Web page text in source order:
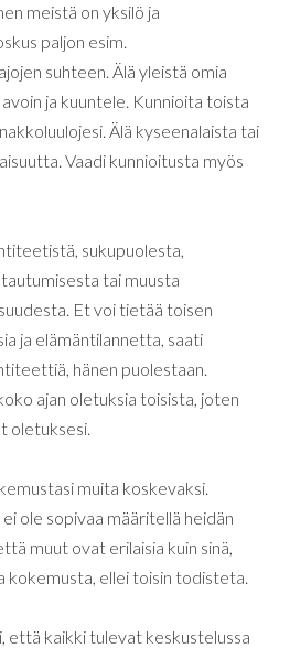
meistä on yksilö ja
paljon esim.
suhteen. Älä yleistä omia
ja kuuntele. Kunnioita toista
Älä kyseenalaista tai
Vaadi kunnioitusta myös
sukupuolesta,
tai muusta
Et voi tietää toisen
ja elämäntilannetta, saati
hänen puolestaan.
ajan oletuksia toisista, joten
oletuksesi.
muita koskevaksi.
ole sopivaa määritellä heidän
muut ovat erilaisia kuin sinä,
kokemusta, ellei toisin todisteta.
että kaikki tulevat keskustelussa